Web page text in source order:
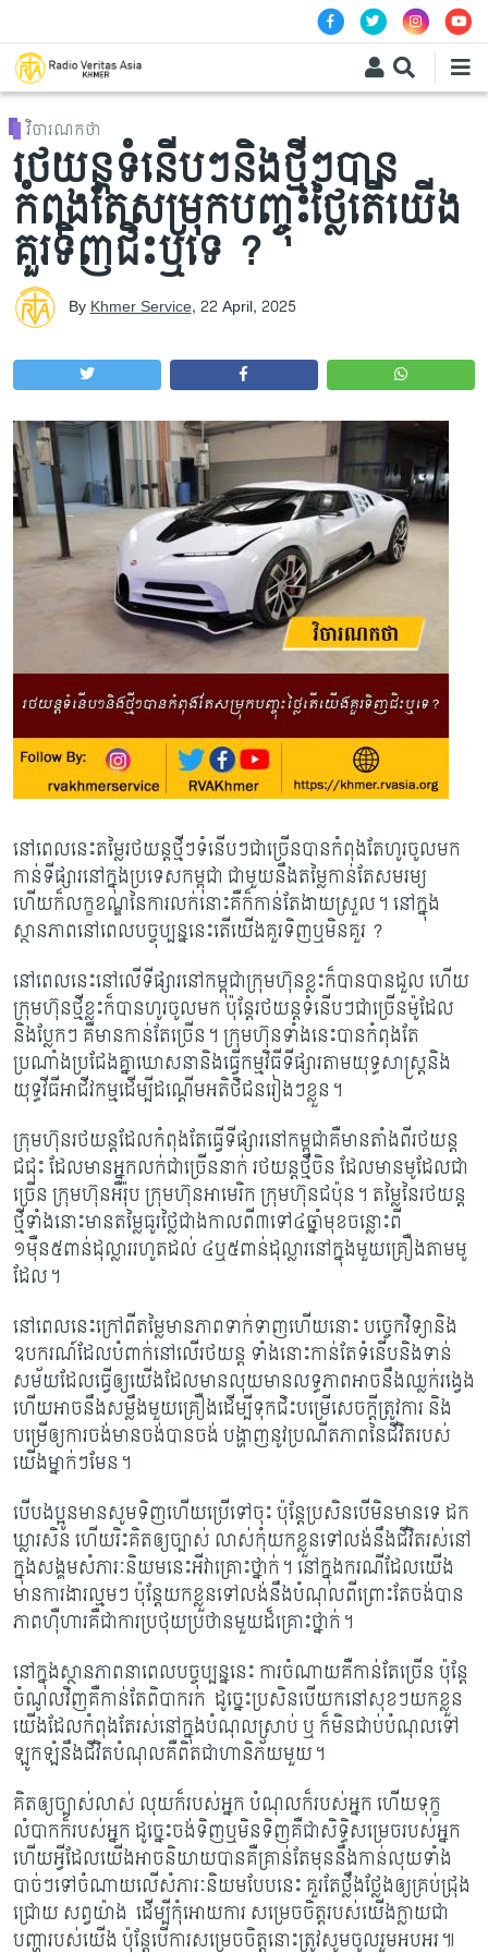
វិចារណកថា
រថយន្តទំនើបៗនិងថ្មីៗបាន
កំពុងតែសម្រុកបញ្ចុះថ្លៃតើយើង
គួរទិញជិះឬទេ ?
ByKhmer Service, 22 April, 2025
នៅពេលនេះតម្លៃរថយន្តថ្មីៗទំនើបៗជាច្រើនបានកំពុងតែហូរចូលមក
កាន់ទីផ្សារនៅក្នុងប្រទេសកម្ពុជា ជាមួយនឹងតម្លៃកាន់តែសមរម្យ
ហើយក៏លក្ខខណ្ឌនៃការលក់នោះគឺក៏កាន់តែងាយស្រួល។ នៅក្នុង
ស្ថានភាពនៅពេលបច្ចុប្បន្ននេះតើយើងគួរទិញឬមិនគួរ ?
នៅពេលនេះនៅលើទីផ្សារនៅកម្ពុជាក្រុមហ៊ុនខ្លះក៏បានបានដួល ហើយ
ក្រុមហ៊ុនថ្មីខ្លះក៏បានហូរចូលមក ប៉ុន្តែរថយន្តទំនើបៗជាច្រើនម៉ូដែល
និងប្លែកៗ គឺមានកាន់តែច្រើន។ ក្រុមហ៊ុនទាំងនេះបានកំពុងតែ
ប្រណាំងប្រជែងគ្នាឃោសនានិងធ្វើកម្មវិធីទីផ្សារតាមយុទ្ធសាស្រ្តនិង
យុទ្ធវីធីអាជីវកម្មដើម្បីដណ្តើមអតិថិជនរៀងៗខ្លួន។
ក្រុមហ៊ុនរថយន្តដែលកំពុងតែធ្វើទីផ្សារនៅកម្ពុជាគឺមានតាំងពីរថយន្ត
ជជុះ ដែលមានអ្នកលក់ជាច្រើននាក់ រថយន្តថ្មីចិន ដែលមានមូដែលជា
ច្រើន ក្រុមហ៊ុនអឺរ៉ុប ក្រុមហ៊ុនអាមេរិក ក្រុមហ៊ុនជប៉ុន។ តម្លៃនៃរថយន្ត
ថ្មីទាំងនោះមានតម្លៃធូរថ្លៃជាងកាលពី៣ទៅ៤ឆ្នាំមុខចន្លោះពី
១ម៉ឺន៥ពាន់ដុល្លាររហូតដល់ ៤ឬ៥ពាន់ដុល្លារនៅក្នុងមួយគ្រឿងតាមមូ
ដែល។
នៅពេលនេះក្រៅពីតម្លៃមានភាពទាក់ទាញហើយនោះ​ បច្ចេកវិទ្យានិង
ឧបករណ៍ដែលបំពាក់នៅលើរថយន្ត ទាំងនោះកាន់តែទំនើបនិងទាន់
សម័យដែលធ្វើឲ្យយើងដែលមានលុយមានលទ្ធភាពអាចនឹងឈ្លក់រង្វេង
ហើយអាចនឹងសម្លឹងមួយគ្រឿងដើម្បីទុកជិះបម្រើសេចក្តីត្រូវការ និង
បម្រើឲ្យការចង់មានចង់បានចង់ បង្ហាញនូវប្រណីតភាពនៃជីវិតរបស់
យើងម្នាក់ៗមែន។
បើបងប្អូនមានសូមទិញហើយប្រើទៅចុះ ប៉ុន្តែប្រសិនបើមិនមានទេ ដក
ឃ្លារសិន ហើយរិះគិតឲ្យច្បាស់ លាស់កុំយកខ្លួនទៅលង់នឹងជីវិតរស់នៅ
ក្នុងសង្គមសំភារៈនិយមនេះអីវាគ្រោះថ្នាក់។ នៅក្នុងករណីដែលយើង
មានការងារល្មមៗ ប៉ុន្តែយកខ្លួនទៅលង់នឹងបំណុលពីព្រោះតែចង់បាន
ភាពហ៊ឺហារគឺជាការប្រថុយប្រថានមួយដ៏គ្រោះថ្នាក់។
នៅក្នុងស្ថានភាពនាពេលបច្ចុប្បន្ននេះ ការចំណាយគឺកាន់តែច្រើន ប៉ុន្តែ
ចំណូលវិញគឺកាន់តែពិបាករក ដូច្នេះប្រសិនបើយកនៅសុខៗយកខ្លួន
យើងដែលកំពុងតែរស់នៅក្នុងបំណុលស្រាប់ ឬ ក៏មិនជាប់បំណុលទៅ
ឡូកឡំនឹងជីវិតបំណុលគឺពិតជាហានិភ័យមួយ។
គិតឲ្យច្បាស់លាស់ លុយក៏របស់អ្នក បំណុលក៏របស់អ្នក ហើយទុក្ខ
លំបាកក៏របស់អ្នក ដូច្នេះចង់ទិញឬមិនទិញគឺជាសិទ្ធិសម្រេចរបស់អ្នក
ហើយអ្វីដែលយើងអាចនិយាយបានគឺគ្រាន់តែមុននឹងកាន់លុយទាំង
បាច់ៗទៅចំណាយលើសំភារៈនិយមបែបនេះ គួរតែថ្លឹងថ្លែងឲ្យគ្រប់ជ្រុង
ជ្រោយ សព្វយ៉ាង ដើម្បីកុំអោយការ សម្រេចចិត្តរបស់យើងក្លាយជា
បញ្ហារបស់យើង ប៉ុន្តែបើការសម្រេចចិត្តនោះត្រូវសូមចូលរួមអបអរ៕